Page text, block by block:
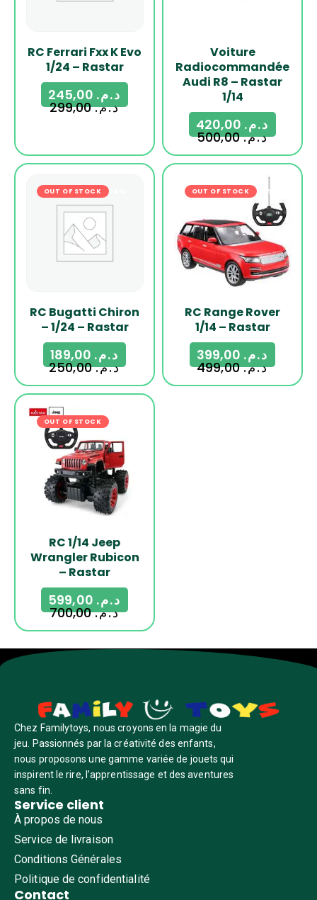
RC Ferrari Fxx K Evo
1/24 – Rastar
د.م.299,00
د.م.
Voiture
Radiocommandée
Audi R8 – Rastar
1/14
د.م.500,00
د.م.
OUT OF STOCK -24%
RC Bugatti Chiron
– 1/24 – Rastar
د.م.250,00
د.م.
OUT OF STOCK -20%
RC Range Rover
1/14 – Rastar
د.م.499,00
د.م.
OUT OF STOCK -14%
RC 1/14 Jeep
Wrangler Rubicon
– Rastar
د.م.700,00
د.م.
Chez Familytoys, nous croyons en la magie du
jeu. Passionnés par la créativité des enfants,
nous proposons une gamme variée de jouets qui
inspirent le rire, l’apprentissage et des aventures
sans fin.
Service client
À propos de nous
Service de livraison
Conditions Générales
Politique de confidentialité
Contact